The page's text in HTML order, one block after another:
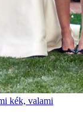
kék, valami